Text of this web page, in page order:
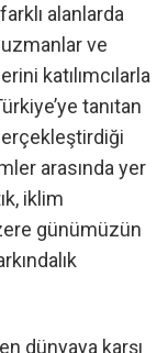
alanlarda
ve
katılımcılarla
tanıtan
arasında yer
iklim
günümüzün
dünyaya karşı